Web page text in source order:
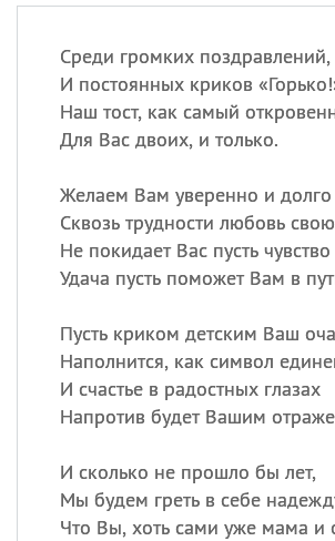
Среди громких поздравлений,
И постоянных криков
Наш тост, как самый
Для Вас двоих, и только.
Желаем Вам уверенно и долго
Сквозь трудности любовь
Не покидает Вас пусть
Удача пусть поможет Вам в
Пусть криком детским Ваш
Наполнится, как символ
И счастье в радостных глазах
Напротив будет Вашим
И сколько не прошло бы лет,
Мы будем греть в себе
Что Вы, хоть сами уже мама и